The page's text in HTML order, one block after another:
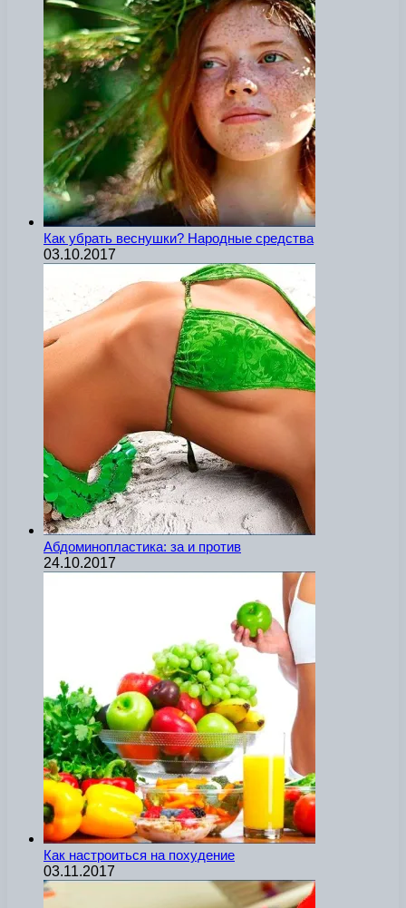
Как убрать веснушки? Народные средства
03.10.2017
Абдоминопластика: за и против
24.10.2017
Как настроиться на похудение
03.11.2017